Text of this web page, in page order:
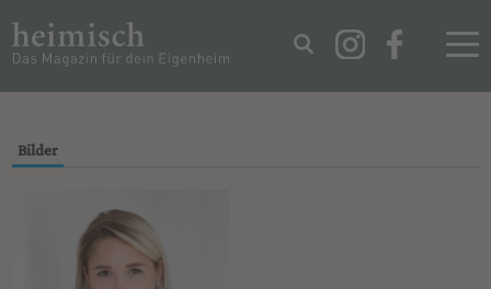
DATENSCHUTZ
Bilder